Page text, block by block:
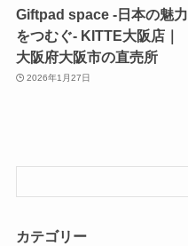
Giftpad space -日本の魅力
をつむぐ- KITTE大阪店｜
大阪府大阪市の直売所
2026年1月27日
カテゴリー